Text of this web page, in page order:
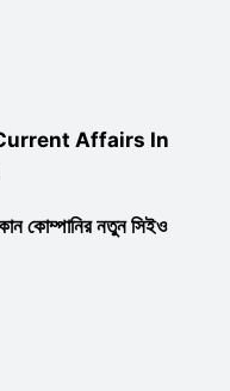
Affairs In
কোম্পানির নতুন সিইও